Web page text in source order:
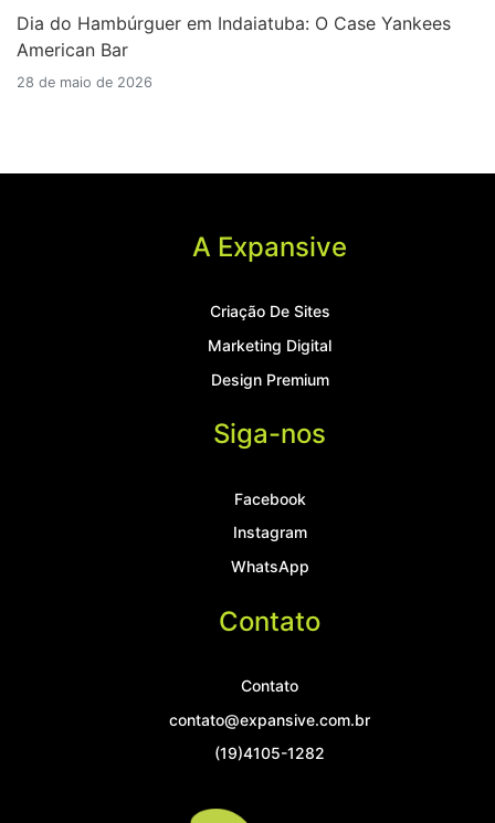
Dia do Hambúrguer em Indaiatuba: O Case Yankees
American Bar
28 de maio de 2026
A Expansive
Criação De Sites
Marketing Digital
Design Premium
Siga-nos
Facebook
Instagram
WhatsApp
Contato
Contato
contato@expansive.com.br
(19)4105-1282